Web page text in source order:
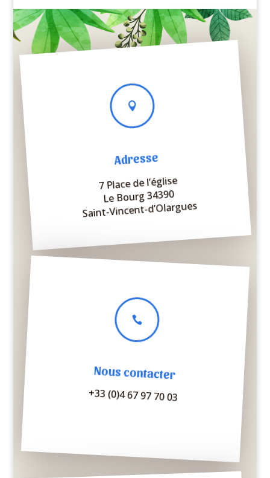

Adresse
7 Place de l’église
Le Bourg 34390
Saint-Vincent-d’Olargues

Nous contacter
+33 (0)4 67 97 70 03